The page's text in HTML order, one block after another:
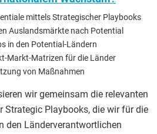
mittels Strategischer Playbooks
Auslandsmärkte nach Potential
in den Potential-Ländern
Markt-Matrizen für die Länder
von Maßnahmen
wir gemeinsam die relevanten
Strategic Playbooks, die wir für die
den Länderverantwortlichen